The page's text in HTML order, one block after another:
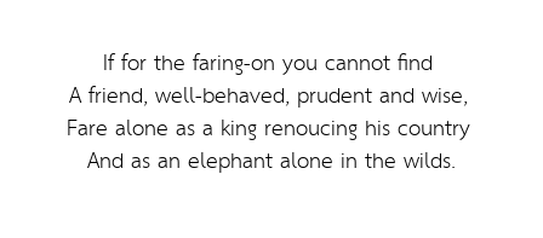
If for the faring-on you cannot find
A friend, well-behaved, prudent and wise,
Fare alone as a king renoucing his country
And as an elephant alone in the wilds.